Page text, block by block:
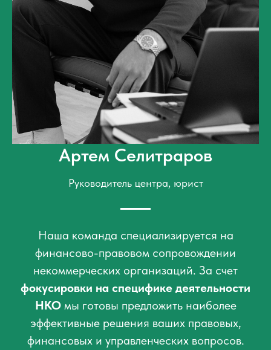
Артем Селитраров
Руководитель центра, юрист
Наша команда специализируется на
финансово-правовом сопровождении
некоммерческих организаций. За счет
фокусировки на специфике деятельности
НКОмы готовы предложить наиболее
эффективные решения ваших правовых,
финансовых и управленческих вопросов.